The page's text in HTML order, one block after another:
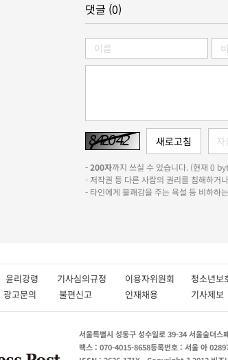
댓글 (0)
-200자까지 쓰실 수 있습니다. (현재 0
- 저작권 등 다른 사람의 권리를 침해하거
- 타인에게 불쾌감을 주는 욕설 등 비하하
윤리강령 기사심의규정 이용자위원회 청소년
광고문의 불편신고 인재채용 기사
서울특별시 성동구 성수일로 39-34 서울숲더
팩스 : 070-4015-8658등록번호 : 서울 아